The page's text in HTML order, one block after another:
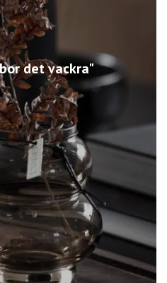
det vackra"